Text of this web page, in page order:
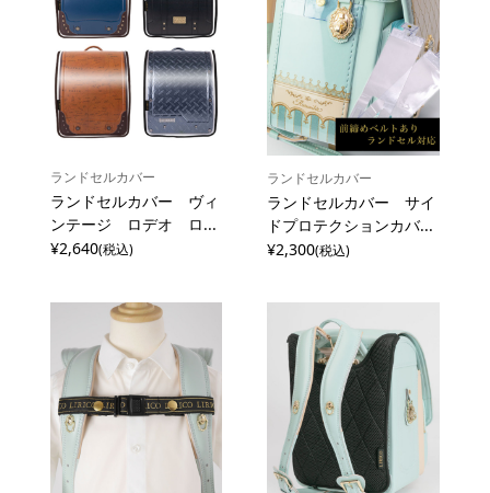
ランドセルカバー
ランドセルカバー ヴィ
ンテージ ロデオ ロ...
¥2,640(税込)
ランドセルカバー
ランドセルカバー サイ
ドプロテクションカバ...
¥2,300(税込)